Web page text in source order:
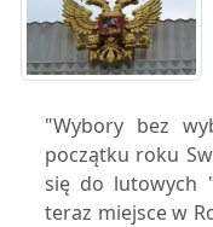
"Wybory bez
początku roku
się do lutowych
teraz miejsce w